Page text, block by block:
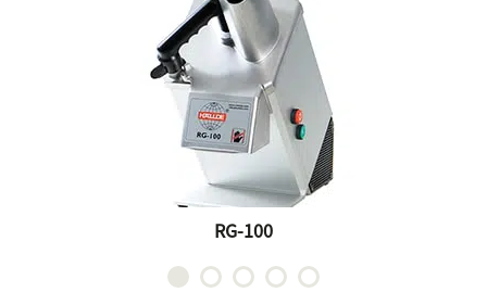
RG-100